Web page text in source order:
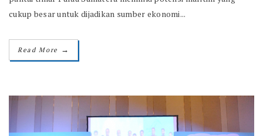
cukup besar untuk dijadikan sumber ekonomi...
Read More →